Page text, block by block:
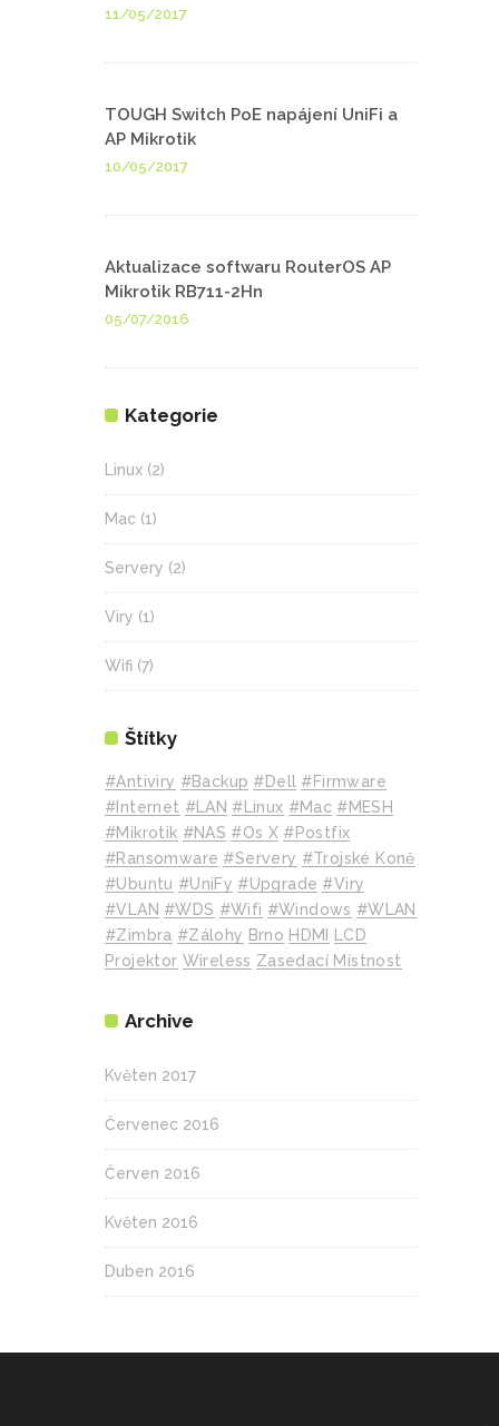
11/05/2017
TOUGH Switch PoE napájení UniFi a
AP Mikrotik
10/05/2017
Aktualizace softwaru RouterOS AP
Mikrotik RB711-2Hn
05/07/2016
Kategorie
Linux (2)
Mac (1)
Servery (2)
Viry (1)
Wifi (7)
Štítky
#Antiviry #backup #Dell
#Firmware
#internet #LAN #Linux #mac #MESH
#mikrotik #NAS #Os X #Postfix
#Ransomware #Servery #Trojské Koně
#Ubuntu #UniFy #Upgrade #Viry
#VLAN #WDS #wifi #Windows #WLAN
#Zimbra #zálohy Brno HDMI
LCD
Projektor Wireless Zasedací Místnost
Archive
Květen 2017
Červenec 2016
Červen 2016
Květen 2016
Duben 2016